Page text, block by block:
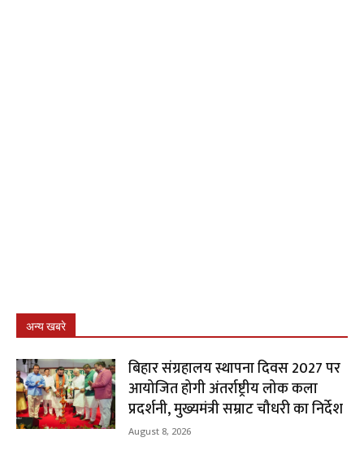
अन्य खबरे
बिहार संग्रहालय स्थापना दिवस 2027 पर
आयोजित होगी अंतर्राष्ट्रीय लोक कला
प्रदर्शनी, मुख्यमंत्री सम्राट चौधरी का निर्देश
August 8, 2026